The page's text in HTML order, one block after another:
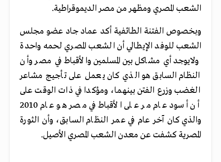
الشعب المصري ومظهر من مصر الديموقراطية.
وبخصوص الفتنة الطائفية أكد عماد جاد عضو مجلس
الشعب للوفد الإيطالي أن الشعب المصري لحمه واحدة
ولايوجد أي مشاكل بين المسلمين والأقباط في مصر وأن
النظام السابق هو الذي كان يعمل على تأجيج مشاعر
الغضب وزرع الفتن بينهما، ومؤكدا في ذات الوقت على
أن أسود عام مر على الأقباط في مصر هو عام 2010
والذي كان آخر عام في عمر النظام السابق، وأن الثورة
المصرية كشفت عن معدن الشعب المصري الأصيل.